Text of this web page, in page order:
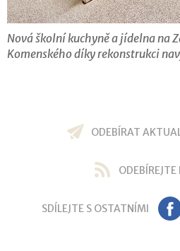
Nová školní kuchyně a jídelna na
Komenského díky rekonstrukci
ODEBÍRAT
ODEBÍREJTE
SDÍLEJTE S OSTATNÍMI FB